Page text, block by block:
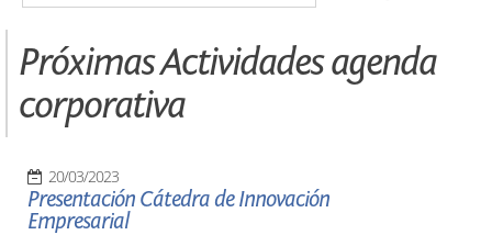
Próximas Actividades agenda
corporativa
20/03/2023
Presentación Cátedra de Innovación
Empresarial